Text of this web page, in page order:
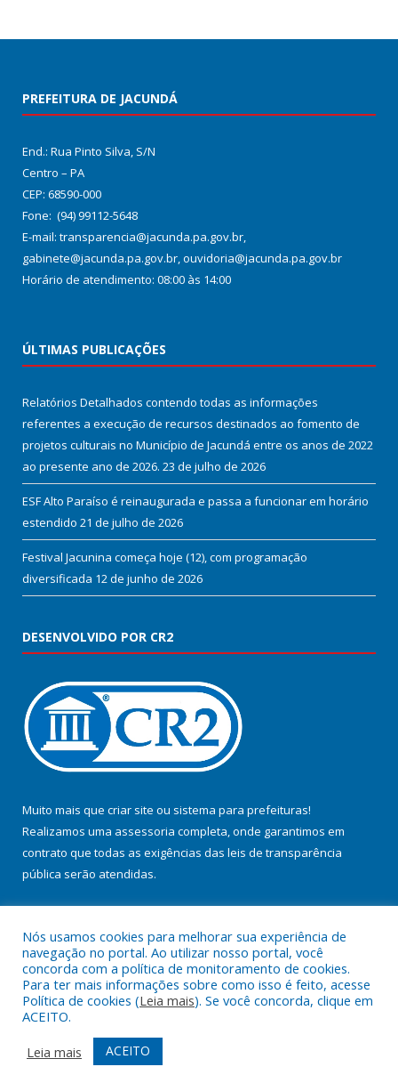
PREFEITURA DE JACUNDÁ
End.: Rua Pinto Silva, S/N
Centro – PA
CEP: 68590-000
Fone: (94) 99112-5648
E-mail: transparencia@jacunda.pa.gov.br,
gabinete@jacunda.pa.gov.br, ouvidoria@jacunda.pa.gov.br
Horário de atendimento: 08:00 às 14:00
ÚLTIMAS PUBLICAÇÕES
Relatórios Detalhados contendo todas as informações
referentes a execução de recursos destinados ao fomento de
projetos culturais no Município de Jacundá entre os anos de 2022
ao presente ano de 2026. 23 de julho de 2026
ESF Alto Paraíso é reinaugurada e passa a funcionar em horário
estendido 21 de julho de 2026
Festival Jacunina começa hoje (12), com programação
diversificada 12 de junho de 2026
DESENVOLVIDO POR CR2
Muito mais que criar site ou sistema para prefeituras!
Realizamos uma assessoria completa, onde garantimos em
contrato que todas as exigências das leis de transparência
pública serão atendidas.
Todos os direitos reservados a Prefeitura Municipal de Jacundá.
Mapa do Site
Acessar Área Administrativa
Acessar Webmail
Nós usamos cookies para melhorar sua experiência de
navegação no portal. Ao utilizar nosso portal, você
concorda com a política de monitoramento de cookies.
Para ter mais informações sobre como isso é feito, acesse
Política de cookies (Leia mais). Se você concorda, clique em
ACEITO.
Leia mais
ACEITO